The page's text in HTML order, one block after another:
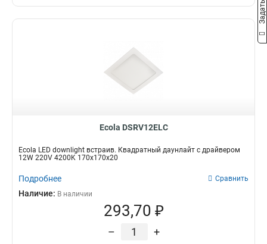
Ecola DSRV12ELC
Ecola LED downlight встраив. Квадратный даунлайт с драйвером
12W 220V 4200K 170x170x20
Подробнее Сравнить
Наличие: В наличии
293,70 ₽
– +